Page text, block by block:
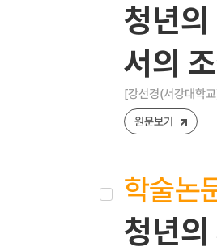
청년
서의
[강선경(서강대학
원문보기
학술논
청년